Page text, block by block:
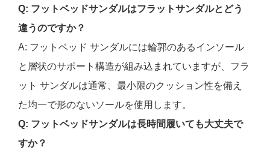
Q: フットベッドサンダルはフラットサンダルとどう
違うのですか？
A: フットベッド サンダルには輪郭のあるインソール
と層状のサポート構造が組み込まれていますが、フラ
ット サンダルは通常、最小限のクッション性を備え
た均一で形のないソールを使用します。
Q: フットベッドサンダルは長時間履いても大丈夫で
すか？